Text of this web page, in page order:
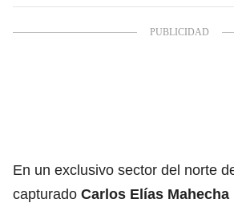
En un exclusivo sector del norte
capturado Carlos Elías Mahecha